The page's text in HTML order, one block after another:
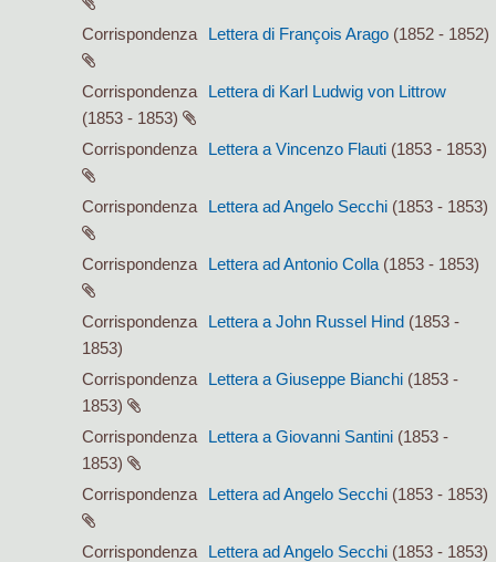
Corrispondenza Lettera di François Arago (1852 - 1852)
Corrispondenza
Lettera di Karl Ludwig von Littrow
(1853 - 1853)
Corrispondenza
Lettera a Vincenzo Flauti (1853 - 1853)
Corrispondenza Lettera ad Angelo Secchi (1853 - 1853)
Corrispondenza Lettera ad Antonio Colla (1853 - 1853)
Corrispondenza Lettera a John Russel Hind (1853 -
1853)
Corrispondenza
Lettera a Giuseppe Bianchi (1853 -
1853)
Corrispondenza
Lettera a Giovanni Santini (1853 -
1853)
Corrispondenza
Lettera ad Angelo Secchi (1853 - 1853)
Corrispondenza Lettera ad Angelo Secchi (1853 - 1853)